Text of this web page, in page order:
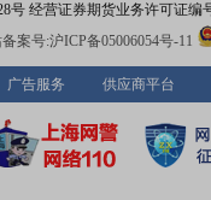
经营证券期货业务许可证编
备案号:沪ICP备05006054号-11
广告服务 供应商平台